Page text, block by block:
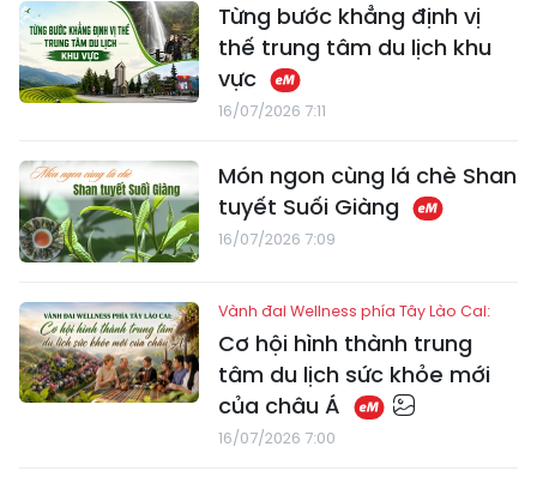
Từng bước khẳng định vị
thế trung tâm du lịch khu
vực
16/07/2026 7:11
Món ngon cùng lá chè Shan
tuyết Suối Giàng
16/07/2026 7:09
Vành đai Wellness phía Tây Lào Cai:
Cơ hội hình thành trung
tâm du lịch sức khỏe mới
của châu Á
16/07/2026 7:00